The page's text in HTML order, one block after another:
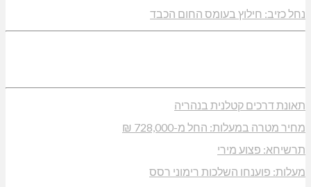
נחל כזיב: חילוץ בעומס החום הכבד
תאונת דרכים קטלנית בנהריה
מחיר מטרה במעלות: החל מ-728,000 ₪
תרשיחא: פצוע מירי
מעלות: פוענחו השלכות רימוני רסס